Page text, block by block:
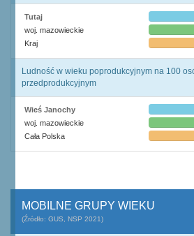
Tutaj
woj. mazowieckie
Kraj
Ludność w wieku poprodukcyjnym na 100
przedprodukcyjnym
Wieś Janochy
woj. mazowieckie
Cała Polska
MOBILNE GRUPY WIEKU
(Źródło: GUS, NSP 2021)